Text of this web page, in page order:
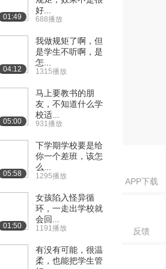
APP下载
反馈
01:49
好...
688播放
04:12
我做规矩了啊，但
是学生不听啊，是
怎...
1315播放
05:00
马上要教书的朋
友，不知道什么学
校适...
931播放
05:58
下学期学校要是给
你一个差班，该怎
么...
1295播放
01:50
女孩陷入怪异循
环，一走出学校就
会回...
1191播放
有没有可能，很温
柔，也能把学生管